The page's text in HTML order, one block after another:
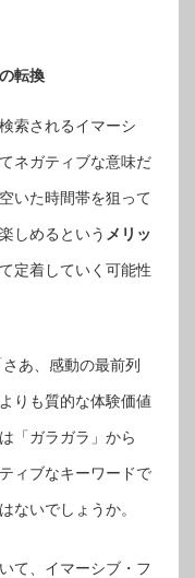
転換
索されるイマーシ
ネガティブな意味だ
いた時間帯を狙って
しめるという メリッ
定着していく可能性
あ、感動の最前列
りも質的な体験価値
「ガラガラ」から
ィブなキーワードで
ないでしょうか。
て、イマーシブ・フ